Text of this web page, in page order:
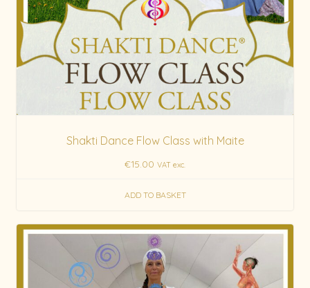
Shakti Dance Flow Class with Maite
€15.00 VAT exc.
ADD TO BASKET